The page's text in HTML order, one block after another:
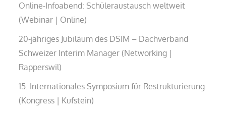
Online-Infoabend: Schüleraustausch weltweit
(Webinar | Online)
20-jähriges Jubiläum des DSIM – Dachverband
Schweizer Interim Manager (Networking |
Rapperswil)
15. Internationales Symposium für Restrukturierung
(Kongress | Kufstein)